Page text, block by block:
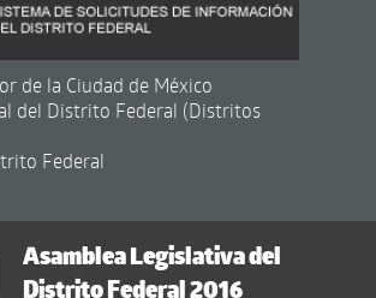
de la Ciudad de México
del Distrito Federal (Distritos
Federal
Asamblea Legislativa del
Distrito Federal 2016